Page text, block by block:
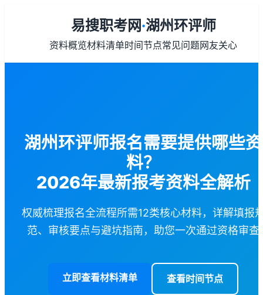
易搜职考网·湖州环评师
资料概览材料清单时间节点常见问题网友关心
湖州环评师报名需要提供哪些资
料？
2026年最新报考资料全解析
权威梳理报名全流程所需12类核心材料，详解填报
范、审核要点与避坑指南，助您一次通过资格审查
立即查看材料清单 查看时间节点